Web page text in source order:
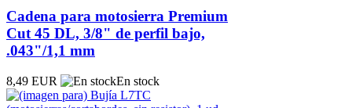
Cadena para motosierra Premium
Cut 45 DL, 3/8" de perfil bajo,
.043"/1,1 mm
8,49 EUR En stock